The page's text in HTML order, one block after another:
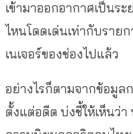
เข้ามาออกอากาศเป็นร
ไหนโดดเด่นเท่ากับราย
เนเจอร์ของช่องไปแล้ว
อย่างไรก็ตามจากข้อมูล
ตั้งแต่อดีต บ่งชี้ให้เห็นว่